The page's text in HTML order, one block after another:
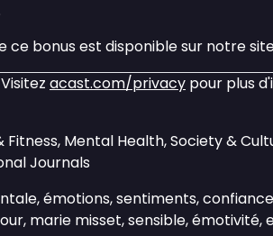
ce bonus est disponible sur notre
acast.com/privacy pour plus
Mental Health, Society &
Journals
émotions, sentiments,
marie misset, sensible, émotivité,